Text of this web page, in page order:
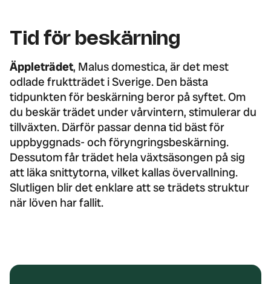
Tid för beskärning
Äppleträdet, Malus domestica, är det mest
odlade fruktträdet i Sverige. Den bästa
tidpunkten för beskärning beror på syftet. Om
du beskär trädet under vårvintern, stimulerar du
tillväxten. Därför passar denna tid bäst för
uppbyggnads- och föryngringsbeskärning.
Dessutom får trädet hela växtsäsongen på sig
att läka snittytorna, vilket kallas övervallning.
Slutligen blir det enklare att se trädets struktur
när löven har fallit.